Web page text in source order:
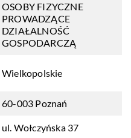
OSOBY FIZYCZNE
PROWADZĄCE
DZIAŁALNOŚĆ
GOSPODARCZĄ
Wielkopolskie
60-003 Poznań
ul. Wołczyńska 37